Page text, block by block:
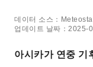
데이터 소스：
업데이트 날짜：2025-
아시카가 연중 기